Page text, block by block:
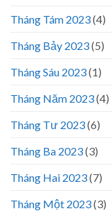
Tháng Tám 2023(4)
Tháng Bảy 2023(5)
Tháng Sáu 2023(1)
Tháng Năm 2023(4)
Tháng Tư 2023(6)
Tháng Ba 2023(3)
Tháng Hai 2023(7)
Tháng Một 2023(3)